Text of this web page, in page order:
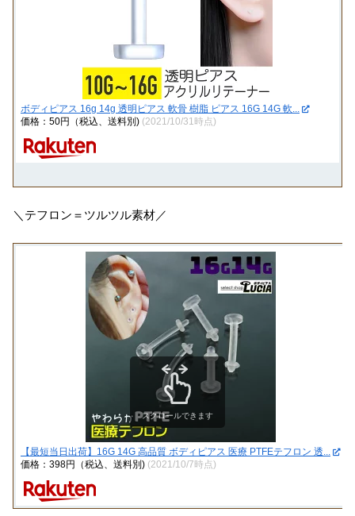
ボディピアス 16g 14g 透明ピアス 軟骨 樹脂 ピアス 16G 14G 軟...
価格：50円（税込、送料別) (2021/10/31時点)
＼テフロン＝ツルツル素材／
【最短当日出荷】16G 14G 高品質 ボディピアス 医療 PTFEテフロン 透...
価格：398円（税込、送料別) (2021/10/7時点)
スクロールできます